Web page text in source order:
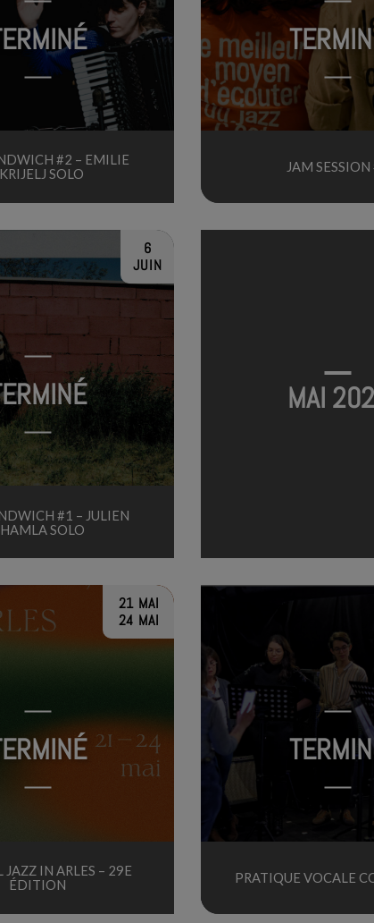
#2 – EMILIE
SOLO
JAM SESSION
6
JUIN
#1 – JULIEN
SOLO
MAI
21 MAI
24 MAI
JAZZ IN ARLES – 29E
ÉDITION
PRATIQUE VOCALE